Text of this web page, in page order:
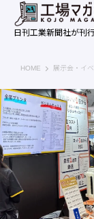
日刊工業新聞社が刊
HOME 工場マガジンラ
展示会・イ